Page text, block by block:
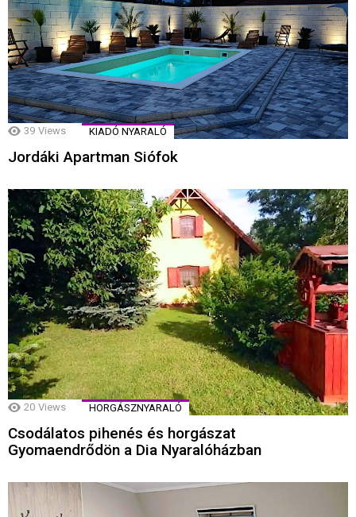
39 Views KIADÓ NYARALÓ
Jordáki Apartman Siófok
20 Views HORGÁSZNYARALÓ
Csodálatos pihenés és horgászat
Gyomaendrődön a Dia Nyaralóházban